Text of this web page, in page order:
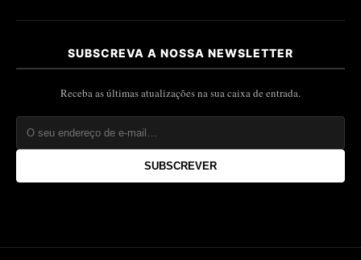
SUBSCREVA A NOSSA NEWSLETTER
Receba as últimas atualizações na sua caixa de entrada.
SUBSCREVER